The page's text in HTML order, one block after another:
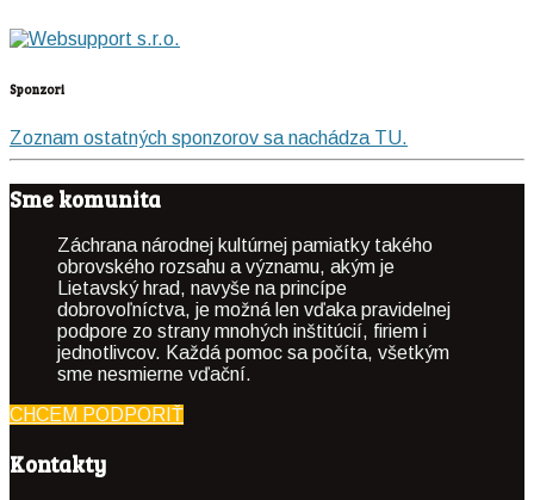
Sponzori
Zoznam ostatných sponzorov sa nachádza TU.
Sme komunita
Záchrana národnej kultúrnej pamiatky takého
obrovského rozsahu a významu, akým je
Lietavský hrad, navyše na princípe
dobrovoľníctva, je možná len vďaka pravidelnej
podpore zo strany mnohých inštitúcií, firiem i
jednotlivcov. Každá pomoc sa počíta, všetkým
sme nesmierne vďační.
CHCEM PODPORIŤ
Kontakty